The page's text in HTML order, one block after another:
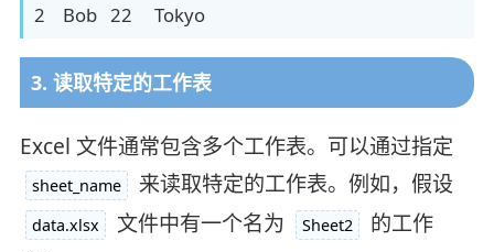
2 Bob 22 Tokyo
3. 读取特定的工作表
Excel 文件通常包含多个工作表。可以通过指定
sheet_name 来读取特定的工作表。例如，假设
data.xlsx 文件中有一个名为 Sheet2
的工作